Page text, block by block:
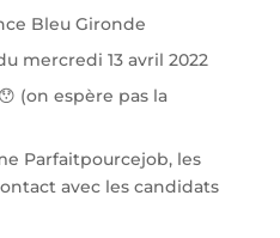
Bleu Gironde
mercredi 13 avril 2022
(on espère pas la
Parfaitpourcejob, les
avec les candidats